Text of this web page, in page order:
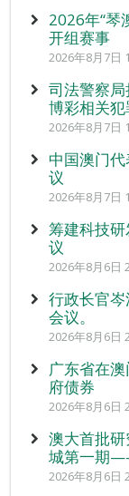
2026年“琴
开组赛事
2026年8月7日
司法警察
博彩相关犯
2026年8月7日
中国澳门
议
2026年8月7日
筹建科技
议
2026年8月6日
行政长官
会议。
2026年8月6日
广东省在
府债券
2026年8月6日
澳大首批研
城第一期
2026年8月6日